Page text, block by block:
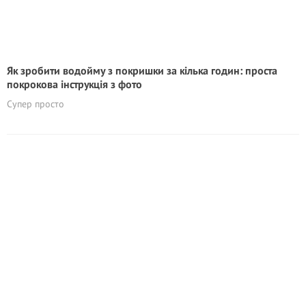
Як зробити водойму з покришки за кілька годин: проста
покрокова інструкція з фото
Супер просто